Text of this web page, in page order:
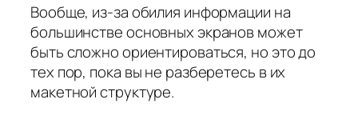
Вообще, из-за обилия информации на
большинстве основных экранов может
быть сложно ориентироваться, но это до
тех пор, пока вы не разберетесь в их
макетной структуре.